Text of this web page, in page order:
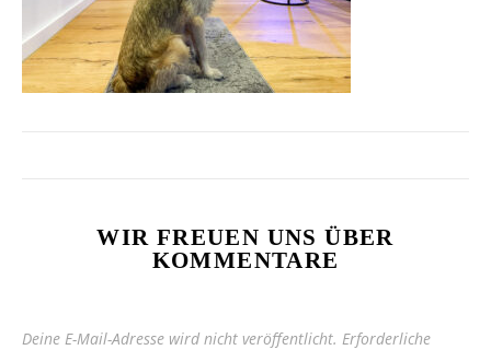
WIR FREUEN UNS ÜBER
KOMMENTARE
Deine E-Mail-Adresse wird nicht veröffentlicht. Erforderliche